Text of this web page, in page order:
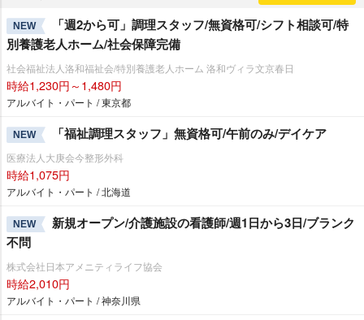
NEW
「週2から可」調理スタッフ/無資格可/シフト相談可/特
別養護老人ホーム/社会保障完備
社会福祉法人洛和福祉会/特別養護老人ホーム 洛和ヴィラ文京春日
時給1,230円～1,480円
アルバイト・パート / 東京都
NEW 「福祉調理スタッフ」無資格可/午前のみ/デイケア
医療法人大庚会今整形外科
時給1,075円
アルバイト・パート / 北海道
NEW
新規オープン/介護施設の看護師/週1日から3日/ブランク
不問
株式会社日本アメニティライフ協会
時給2,010円
アルバイト・パート / 神奈川県